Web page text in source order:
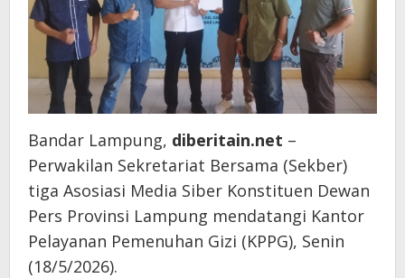
Bandar Lampung, diberitain.net –
Perwakilan Sekretariat Bersama (Sekber)
tiga Asosiasi Media Siber Konstituen Dewan
Pers Provinsi Lampung mendatangi Kantor
Pelayanan Pemenuhan Gizi (KPPG), Senin
(18/5/2026).